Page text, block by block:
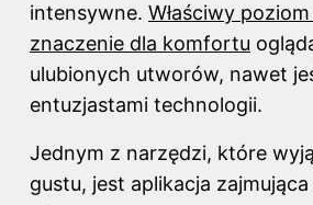
intensywne. Właściwy
znaczenie dla komfortu
ulubionych utworów, nawet
entuzjastami technologii.
Jednym z narzędzi, które
gustu, jest aplikacja